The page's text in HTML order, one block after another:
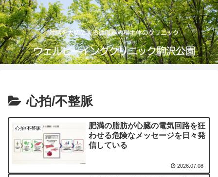
心拍/不整脈
心拍/不整脈
肥満の脂肪が心臓の電気回路を狂
わせる危険なメッセージを日々発
信している
2026.07.08